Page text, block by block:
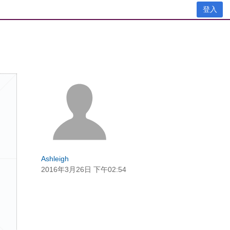
登入
Ashleigh
2016年3月26日 下午02:54